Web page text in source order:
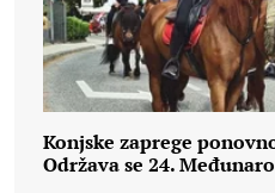
Konjske zaprege
Održava se 24.